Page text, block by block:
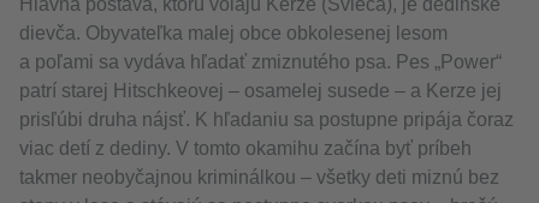
Hlavná postava, ktorú volajú Kerze (Svieca), je dedinské
dievča. Obyvateľka malej obce obkolesenej lesom
a poľami sa vydáva hľadať zmiznutého psa. Pes „Power“
patrí starej Hitschkeovej – osamelej susede – a Kerze jej
prisľúbi druha nájsť. K hľadaniu sa postupne pripája čoraz
viac detí z dediny. V tomto okamihu začína byť príbeh
takmer neobyčajnou kriminálkou – všetky deti miznú bez